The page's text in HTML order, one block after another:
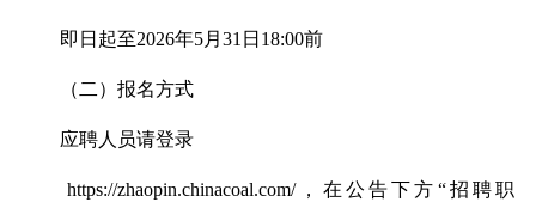
即日起至2026年5月31日18:00前
（二）报名方式
应聘人员请登录
https://zhaopin.chinacoal.com/，在公告下方“招聘职